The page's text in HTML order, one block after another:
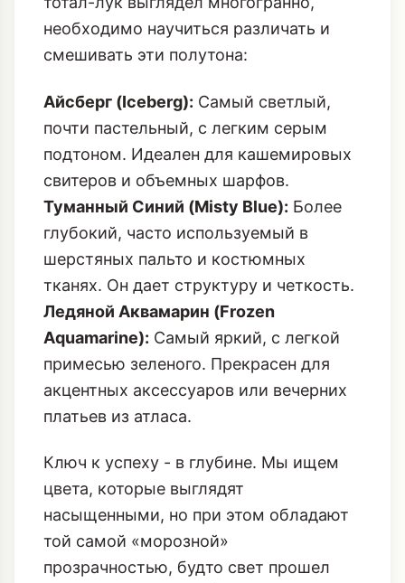
необходимо научиться различать и
смешивать эти полутона:
Айсберг (Iceberg): Самый светлый,
почти пастельный, с легким серым
подтоном. Идеален для кашемировых
свитеров и объемных шарфов.
Туманный Синий (Misty Blue): Более
глубокий, часто используемый в
шерстяных пальто и костюмных
тканях. Он дает структуру и четкость.
Ледяной Аквамарин (Frozen
Aquamarine): Самый яркий, с легкой
примесью зеленого. Прекрасен для
акцентных аксессуаров или вечерних
платьев из атласа.
Ключ к успеху - в глубине. Мы ищем
цвета, которые выглядят
насыщенными, но при этом обладают
той самой «морозной»
прозрачностью, будто свет прошел